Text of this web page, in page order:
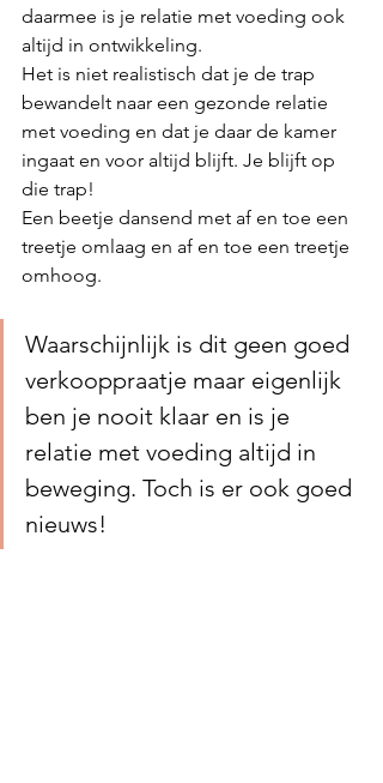
daarmee is je relatie met voeding ook
altijd in ontwikkeling.
Het is niet realistisch dat je de trap
bewandelt naar een gezonde relatie
met voeding en dat je daar de kamer
ingaat en voor altijd blijft. Je blijft op
die trap!
Een beetje dansend met af en toe een
treetje omlaag en af en toe een treetje
omhoog.
Waarschijnlijk is dit geen goed
verkooppraatje maar eigenlijk
ben je nooit klaar en is je
relatie met voeding altijd in
beweging. Toch is er ook goed
nieuws!